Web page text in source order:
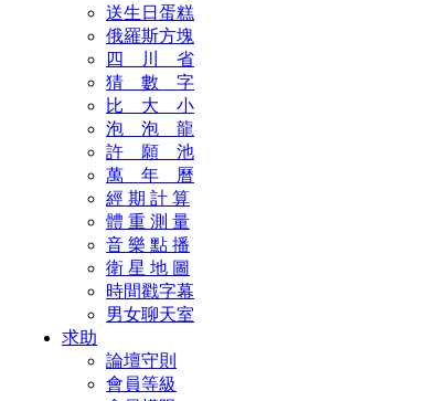
送生日蛋糕
俄羅斯方塊
四 川 省
猜 數 字
比 大 小
泡 泡 龍
許 願 池
萬 年 曆
經 期 計 算
體 重 測 量
音 樂 點 播
衛 星 地 圖
時間戳字幕
男女聊天室
求助
論壇守則
會員等級